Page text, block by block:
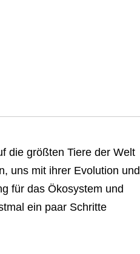
die größten Tiere der Welt
uns mit ihrer Evolution und
für das Ökosystem und
ein paar Schritte